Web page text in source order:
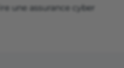
une assurance cyber